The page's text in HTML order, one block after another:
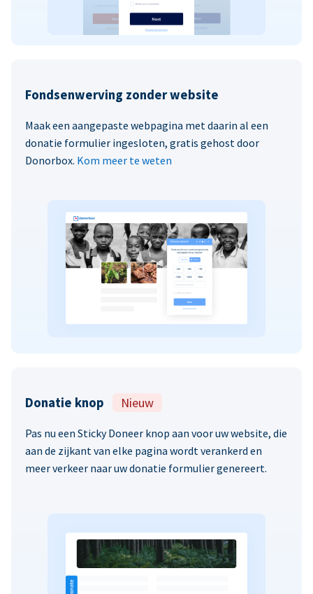
Fondsenwerving zonder website
Maak een aangepaste webpagina met daarin al een
donatie formulier ingesloten, gratis gehost door
Donorbox. Kom meer te weten
Donatie knop Nieuw
Pas nu een Sticky Doneer knop aan voor uw website, die
aan de zijkant van elke pagina wordt verankerd en
meer verkeer naar uw donatie formulier genereert.